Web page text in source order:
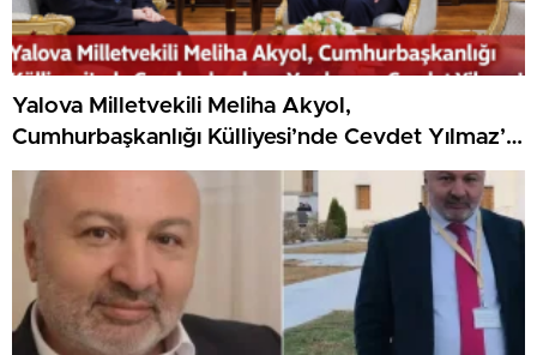
Yalova Milletvekili Meliha Akyol,
Cumhurbaşkanlığı Külliyesi’nde Cevdet Yılmaz’ı
Ziyaret Etti